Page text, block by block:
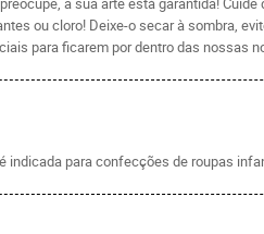
ou cloro! Deixe-o secar à sombra,
para ficarem por dentro das nossas
para confecções de roupas